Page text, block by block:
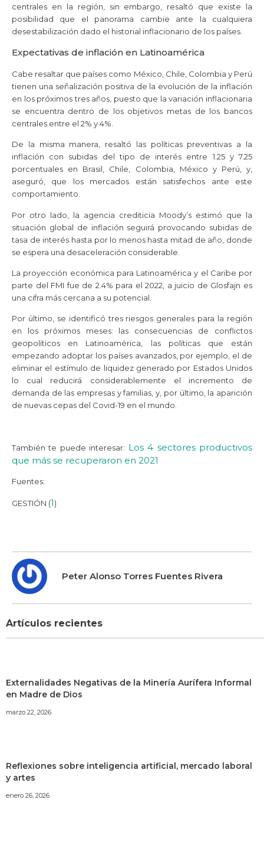
centrales en la región, sin embargo, resaltó que existe la
posibilidad que el panorama cambie ante la cualquiera
desestabilización dado el historial inflacionario de los países.
Expectativas de inflación en Latinoamérica
Cabe resaltar que países como México, Chile, Colombia y Perú
tienen una señalización positiva de la evolución de la inflación
en los próximos tres años, puesto que la variación inflacionaria
se encuentra dentro de los objetivos metas de los bancos
centrales entre el 2% y 4%.
De la misma manera, resaltó las políticas preventivas a la
inflación con subidas del tipo de interés entre 1.25 y 7.25
porcentuales en Brasil, Chile, Colombia, México y Perú, y,
aseguró, que los mercados están satisfechos ante este
comportamiento.
Por otro lado, la agencia crediticia Moody’s estimó que la
situación global de inflación seguirá provocando subidas de
tasa de interés hasta por lo menos hasta mitad de año, donde
se espera una desaceleración considerable.
La proyección económica para Latinoamérica y el Caribe por
parte del FMI fue de 2.4% para el 2022, a juicio de Glosfajn es
una cifra más cercana a su potencial.
Por último, se identificó tres riesgos generales para la región
en los próximos meses: las consecuencias de conflictos
geopolíticos en Latinoamérica, las políticas que están
empezando adoptar los países avanzados, por ejemplo, el de
eliminar el estímulo de liquidez generado por Estados Unidos
lo cual reducirá considerablemente el incremento de
demanda de las empresas y familias, y, por último, la aparición
de nuevas cepas del Covid-19 en el mundo.
También te puede interesar: Los 4 sectores productivos
que más se recuperaron en 2021
Fuentes:
GESTIÓN (1)
Peter Alonso Torres Fuentes Rivera
Artículos recientes
Externalidades Negativas de la Minería Aurífera Informal
en Madre de Dios
marzo 22, 2026
Reflexiones sobre inteligencia artificial, mercado laboral
y artes
enero 26, 2026